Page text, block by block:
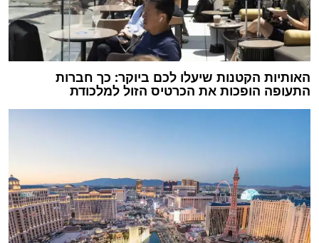
האותיות הקטנות שיעלו לכם ביוקר: כך חברות
התעופה הופכות את הכרטיס הזול למלכודת